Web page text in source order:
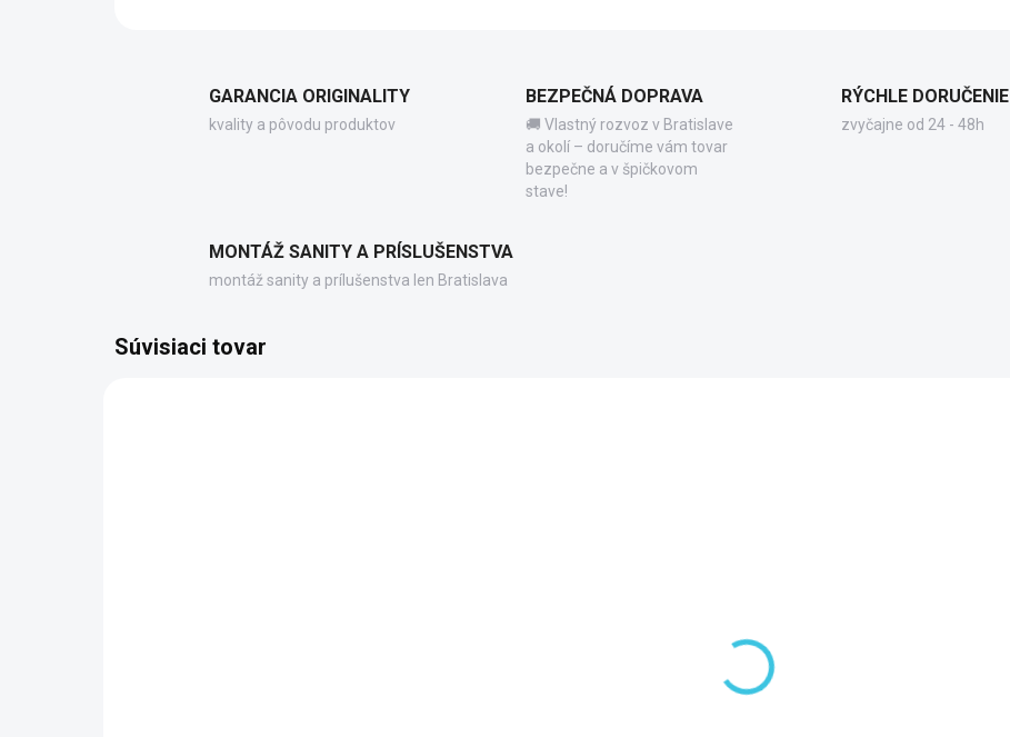
GARANCIA ORIGINALITY
kvality a pôvodu produktov
BEZPEČNÁ DOPRAVA
🚚 Vlastný rozvoz v Bratislave
a okolí – doručíme vám tovar
bezpečne a v špičkovom
stave!
RÝCHLE DORUČENIE
zvyčajne od 24 - 48h
MONTÁŽ SANITY A PRÍSLUŠENSTVA
montáž sanity a prílušenstva len Bratislava
Súvisiaci tovar